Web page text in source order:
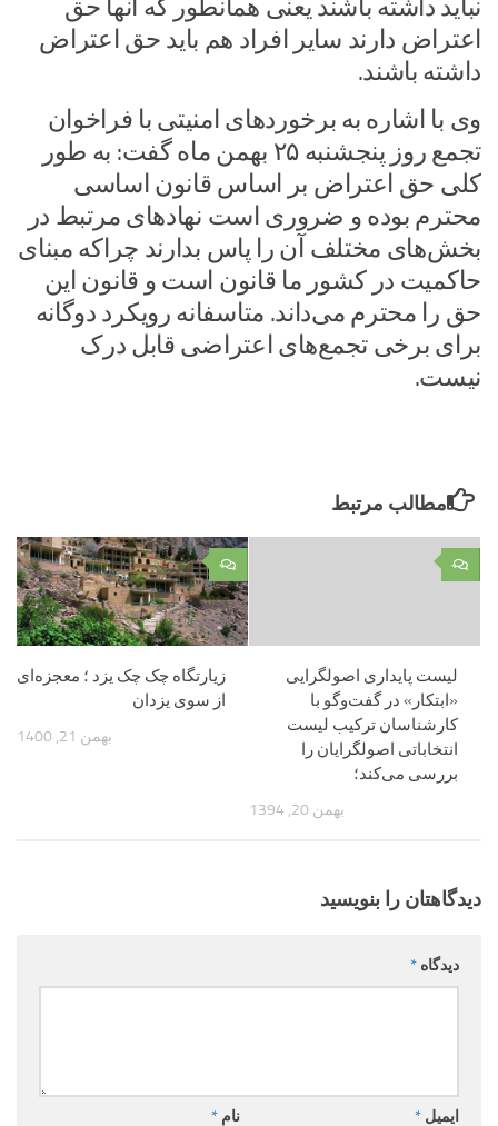
نباید داشته باشند یعنی همانطور که آنها حق
اعتراض دارند سایر افراد هم باید حق اعتراض
داشته باشند.
وی با اشاره به برخوردهای امنیتی با فراخوان
تجمع روز پنجشنبه ۲۵ بهمن ماه گفت: به طور
کلی حق اعتراض بر اساس قانون اساسی
محترم بوده و ضروری است نهادهای مرتبط در
بخش‌های مختلف آن را پاس بدارند چراکه مبنای
حاکمیت در کشور ما قانون است و قانون این
حق را محترم می‌داند. متاسفانه رویکرد دوگانه
برای برخی تجمع‌های اعتراضی قابل درک
نیست.
مطالب مرتبط
۰
زیارتگاه چک چک یزد ؛ معجزه‌ای
از سوی یزدان
بهمن 21, 1400
۰
لیست پایداری اصولگرایی
«ابتکار» در گفت‌وگو با
کارشناسان ترکیب لیست
انتخاباتی اصولگرایان را
بررسی می‌کند؛
بهمن 20, 1394
دیدگاهتان را بنویسید
دیدگاه *
نام * ایمیل *